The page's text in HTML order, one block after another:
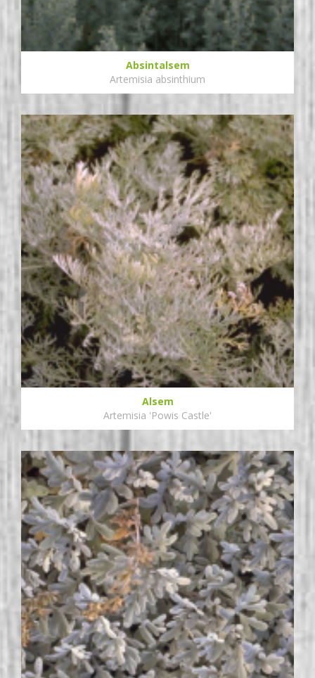
Absintalsem
Artemisia absinthium
Alsem
Artemisia 'Powis Castle'